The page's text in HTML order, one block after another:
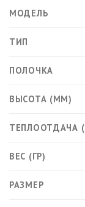
МОДЕЛЬ
ТИП
ПОЛОЧКА
ВЫСОТА (ММ)
ТЕПЛООТДАЧА
ВЕС (ГР)
РАЗМЕР